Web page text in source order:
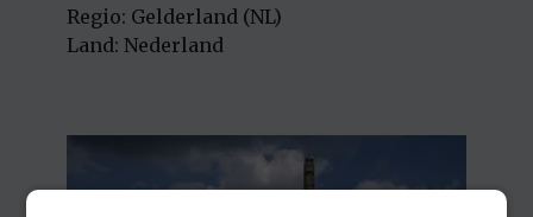
Regio: Gelderland (NL)
Land: Nederland